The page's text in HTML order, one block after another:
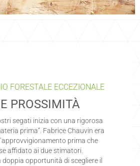
FORESTALE ECCEZIONALE
PROSSIMITÀ
segati inizia con una rigorosa
prima”. Fabrice Chauvin era
prima che
affidato ai due stimatori.
doppia opportunità di scegliere il